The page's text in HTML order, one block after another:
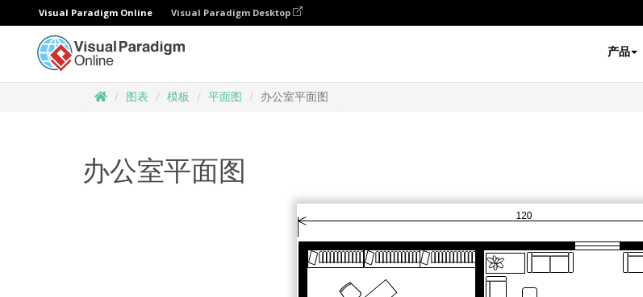
Visual Paradigm Online Visual Paradigm Desktop
产品
图表 模板 平面图 办公室平面图
办公室平面图